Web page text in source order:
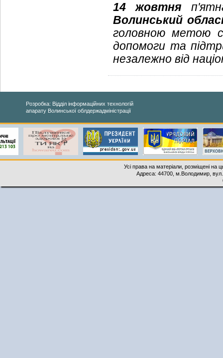
14 жовтня
Волинський
головною метою
допомоги та
незалежно від
Розробка: Відділ інформаційних технологій
апарату Волинської облдержадміністрації
Усі права на матеріали, розміщені на
Адреса: 44700, м.Володимир,